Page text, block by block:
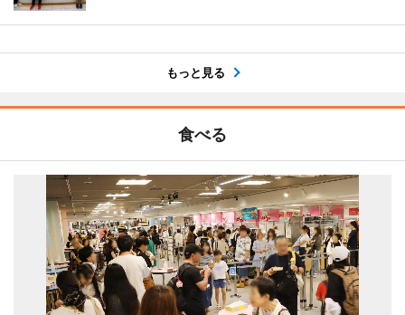
もっと見る
食べる